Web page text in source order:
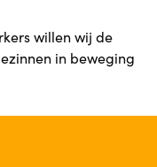
willen wij de
in beweging